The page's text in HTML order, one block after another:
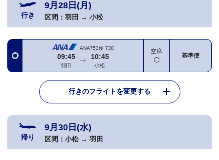
行き
9月28日(月)
区間： 羽田 → 小松
ANA753便 738
09:45
羽田
10:45
小松
空席
基準便
行きのフライトを変更する
帰り
9月30日(水)
区間： 小松→ 羽田